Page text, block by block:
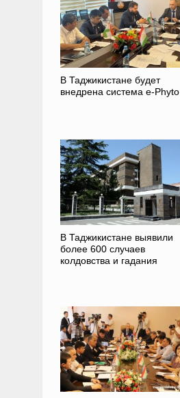
В Таджикистане будет
внедрена система e-Phyto
В Таджикистане выявили
более 600 случаев
колдовства и гадания